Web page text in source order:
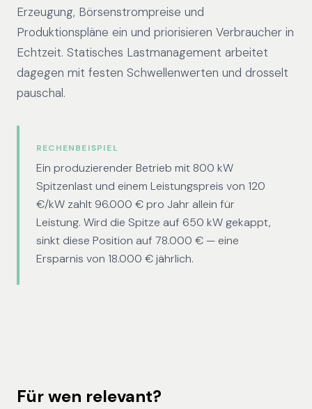
Erzeugung, Börsenstrompreise und
Produktionspläne ein und priorisieren Verbraucher in
Echtzeit. Statisches Lastmanagement arbeitet
dagegen mit festen Schwellenwerten und drosselt
pauschal.
RECHENBEISPIEL
Ein produzierender Betrieb mit 800 kW
Spitzenlast und einem Leistungspreis von 120
€/kW zahlt 96.000 € pro Jahr allein für
Leistung. Wird die Spitze auf 650 kW gekappt,
sinkt diese Position auf 78.000 € — eine
Ersparnis von 18.000 € jährlich.
Für wen relevant?